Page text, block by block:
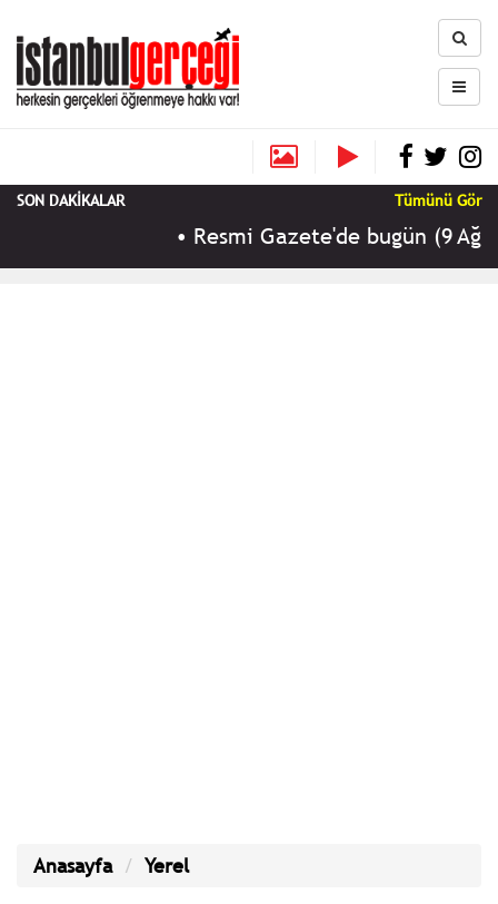
SON DAKİKALAR Tümünü Gör
Resmi Gazete'de bugün (9
Anasayfa Yerel